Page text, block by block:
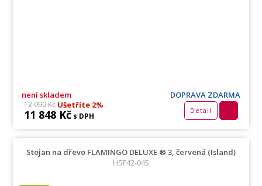
není skladem DOPRAVA ZDARMA
12 090 KčUšetříte 2%
11 848 Kč s DPH
Detail
Stojan na dřevo FLAMINGO DELUXE ® 3, červená (Island)
HSF42-045